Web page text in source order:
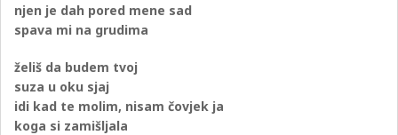
njen je dah pored mene sad
spava mi na grudima
želiš da budem tvoj
suza u oku sjaj
idi kad te molim, nisam čovjek ja
koga si zamišljala